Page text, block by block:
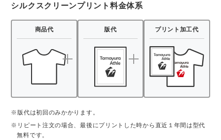
シルクスクリーンプリント料金体系
商品代 版代 プリント加工代
※版代は初回のみかかります。
※リピート注文の場合、最後にプリントした時から直近１年間は型代
無料です。